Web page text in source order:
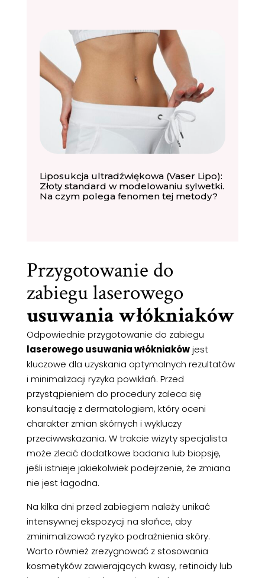
Liposukcja ultradźwiękowa (Vaser Lipo):
Złoty standard w modelowaniu sylwetki.
Na czym polega fenomen tej metody?
Przygotowanie do
zabiegu laserowego
usuwania włókniaków
Odpowiednie przygotowanie do zabiegu
laserowego usuwania włókniakówjest
kluczowe dla uzyskania optymalnych rezultatów
i minimalizacji ryzyka powikłań. Przed
przystąpieniem do procedury zaleca się
konsultację z dermatologiem, który oceni
charakter zmian skórnych i wykluczy
przeciwwskazania. W trakcie wizyty specjalista
może zlecić dodatkowe badania lub biopsję,
jeśli istnieje jakiekolwiek podejrzenie, że zmiana
nie jest łagodna.
Na kilka dni przed zabiegiem należy unikać
intensywnej ekspozycji na słońce, aby
zminimalizować ryzyko podrażnienia skóry.
Warto również zrezygnować z stosowania
kosmetyków zawierających kwasy, retinoidy lub